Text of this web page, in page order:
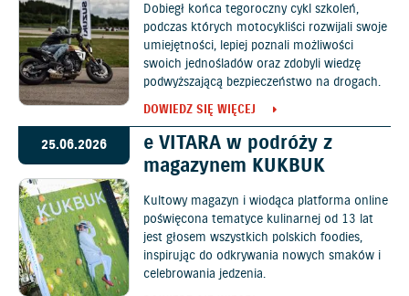
Dobiegł końca tegoroczny cykl szkoleń,
podczas których motocykliści rozwijali swoje
umiejętności, lepiej poznali możliwości
swoich jednośladów oraz zdobyli wiedzę
podwyższającą bezpieczeństwo na drogach.
DOWIEDZ SIĘ WIĘCEJ
25.06.2026
e VITARA w podróży z
magazynem KUKBUK
Kultowy magazyn i wiodąca platforma online
poświęcona tematyce kulinarnej od 13 lat
jest głosem wszystkich polskich foodies,
inspirując do odkrywania nowych smaków i
celebrowania jedzenia.